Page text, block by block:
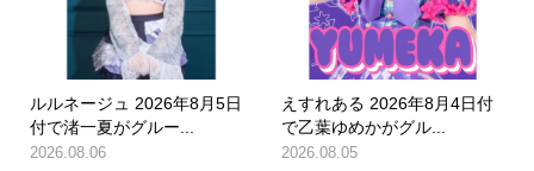
ルルネージュ 2026年8月5日
付で渚一夏がグルー...
2026.08.06
えすれある 2026年8月4日付
で乙葉ゆめかがグル...
2026.08.05